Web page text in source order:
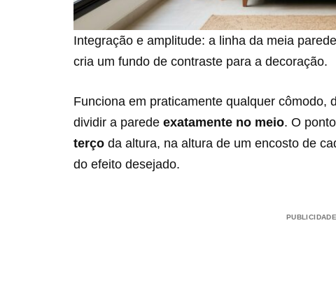
Integração e amplitude: a linha da meia
cria um fundo de contraste para a decoração.
Funciona em praticamente qualquer cômodo,
dividir a parede exatamente no meio. O
terço da altura, na altura de um encosto de
do efeito desejado.
PUBLICIDADE